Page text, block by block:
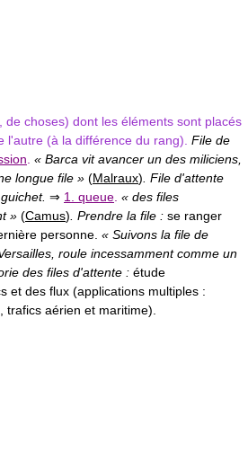
de choses) dont les éléments sont placés
l'autre (à la différence du rang). File de
« Barca vit avancer un des miliciens,
longue file » (Malraux) . File d'attente
⇒ 1. queue « des files
» (Camus) . Prendre la file : se ranger
personne. « Suivons la file de
roule incessamment comme un
des files d'attente : étude
et des flux (applications multiples :
aérien et maritime).